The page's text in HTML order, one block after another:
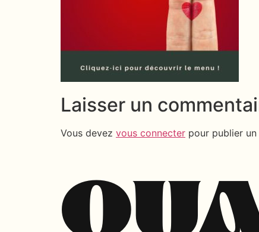
Laisser un
Vous devez vous connecter pour publier